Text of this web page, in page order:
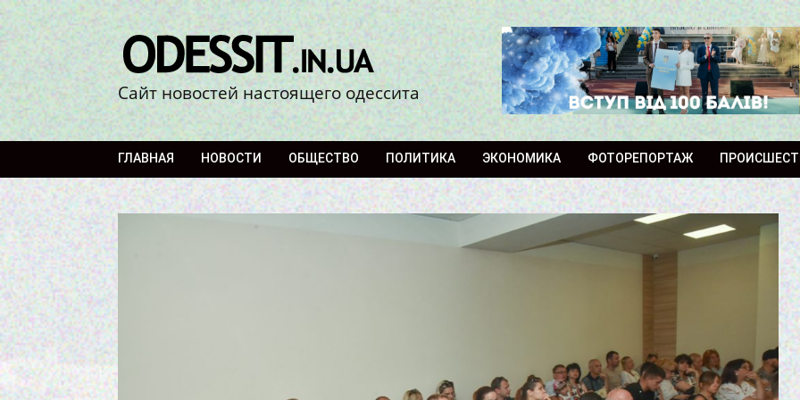
Сайт новостей настоящего одессита
ГЛАВНАЯ НОВОСТИ ОБЩЕСТВО ПОЛИТИКА ЭКОНОМИКА ФОТОРЕПОРТАЖ